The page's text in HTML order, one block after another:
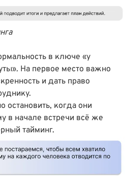
в ключе «у
На первое место важно
и дать право
когда они
в начале встречи всё же
тайминг.